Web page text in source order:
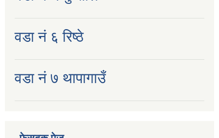
वडा नं ६ रिष्ठे
वडा नं ७ थापागाउँ